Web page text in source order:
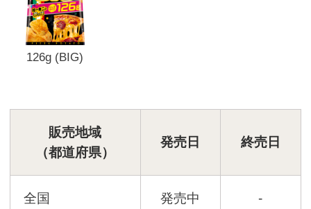
126g (BIG)
販売地域
（都道府県）
発売日 終売日
全国 発売中 -